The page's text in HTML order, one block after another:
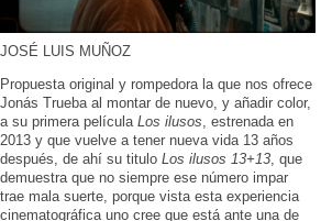
JOSÉ LUIS MUÑOZ
Propuesta original y rompedora la que nos ofrece
Jonás Trueba al montar de nuevo, y añadir color,
a su primera película Los ilusos , estrenada en
2013 y que vuelve a tener nueva vida 13 años
después, de ahí su titulo Los ilusos 13+13 , que
demuestra que no siempre ese número impar
trae mala suerte, porque vista esta experiencia
cinematográfica uno cree que está ante una de